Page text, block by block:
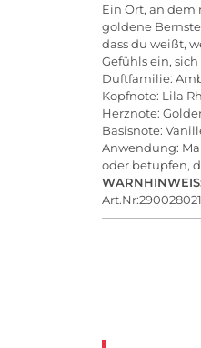
Ein Ort, an
goldene
dass du weißt,
Gefühls ein,
Duftfamilie:
Kopfnote: Lila
Herznote:
Basisnote:
Anwendung:
oder betupfen,